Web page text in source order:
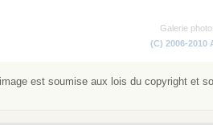
Galerie
(C) 2006-2010
est soumise aux lois du copyright et